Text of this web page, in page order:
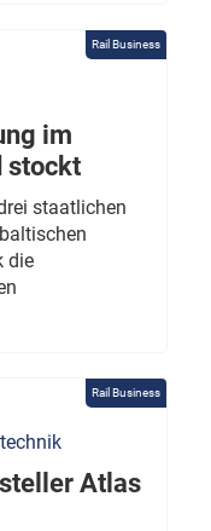
Rail Business
im
stockt
staatlichen
die
Rail Business
Atlas